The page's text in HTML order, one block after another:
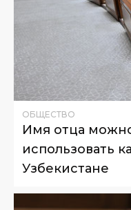
ОБЩЕСТВО
Имя отца
использовать
Узбекистане